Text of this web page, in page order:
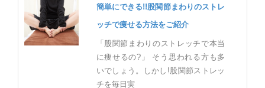
簡単にできる!!股関節まわりのストレ
ッチで痩せる方法をご紹介
「股関節まわりのストレッチで本当
に痩せるの?」 そう思われる方も多
いでしょう。しかし!股関節ストレッ
チを毎日実